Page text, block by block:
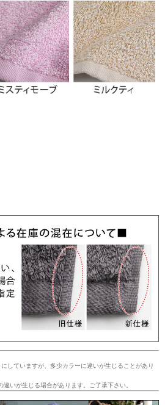
していますが、多少カラーに違いが生じることがあり
いが生じる場合があります。ご了承下さい。